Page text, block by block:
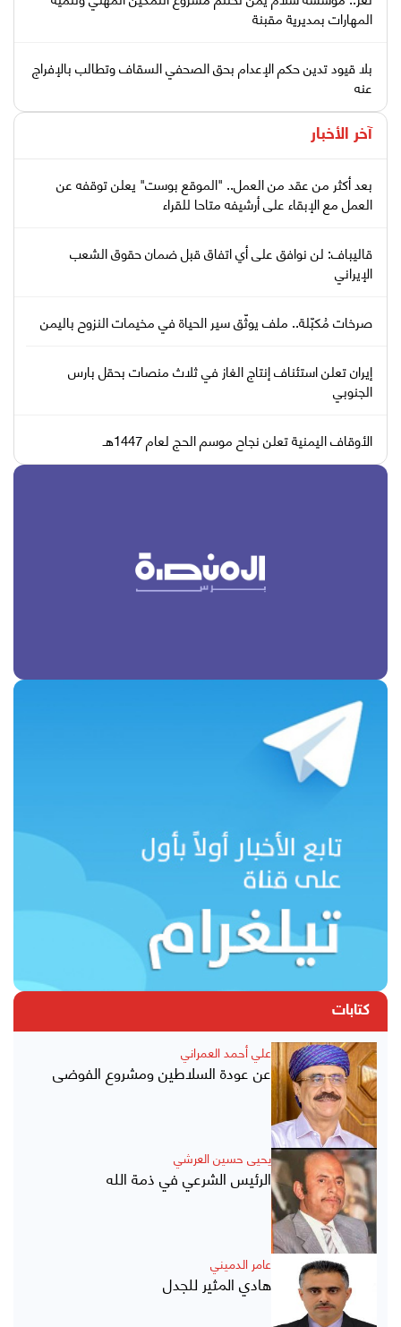
المهارات بمديرية مقبنة
بلا قيود تدين حكم الإعدام بحق الصحفي السقاف وتطالب بالإفراج
عنه
آخر الأخبار
بعد أكثر من عقد من العمل.. "الموقع بوست" يعلن توقفه عن
العمل مع الإبقاء على أرشيفه متاحا للقراء
قاليباف: لن نوافق على أي اتفاق قبل ضمان حقوق الشعب
الإيراني
صرخات مُكبّلة.. ملف يوثّق سير الحياة في مخيمات النزوح باليمن
إيران تعلن استئناف إنتاج الغاز في ثلاث منصات بحقل بارس
الجنوبي
الأوقاف اليمنية تعلن نجاح موسم الحج لعام 1447هـ
كتابات
علي أحمد العمراني
عن عودة السلاطين ومشروع الفوضى
يحيى حسين العرشي
الرئيس الشرعي في ذمة الله
عامر الدميني
هادي المثير للجدل